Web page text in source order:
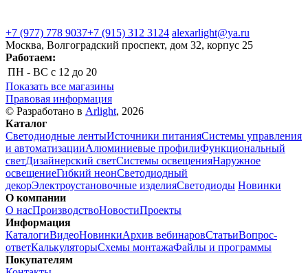
+7 (977) 778 9037+7 (915) 312 3124 alexarlight@ya.ru
Москва, Волгоградский проспект, дом 32, корпус 25
Работаем:
ПН - ВС с 12 до 20
Показать все магазины
Правовая информация
© Разработано в Arlight, 2026
Каталог
Светодиодные лентыИсточники питанияСистемы управления
и автоматизацииАлюминиевые профилиФункциональный
светДизайнерский светСистемы освещенияНаружное
освещениеГибкий неонСветодиодный
декорЭлектроустановочные изделияСветодиоды Новинки
О компании
О насПроизводствоНовостиПроекты
Информация
КаталогиВидеоНовинкиАрхив вебинаровСтатьиВопрос-
ответКалькуляторыСхемы монтажаФайлы и программы
Покупателям